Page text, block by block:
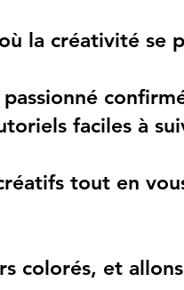
la créativité se
faciles à
tout en
colorés, et